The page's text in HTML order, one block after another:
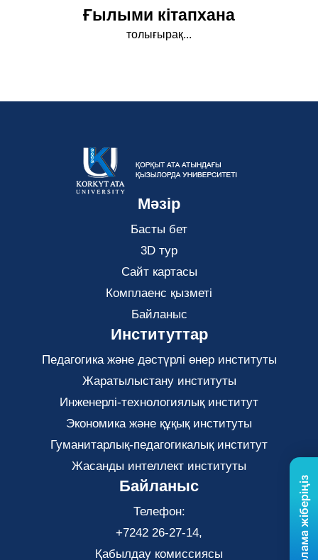
Ғылыми кітапхана
толығырақ...
Мәзір
Басты бет
3D тур
Сайт картасы
Комплаенс қызметі
Байланыс
Институттар
Педагогика және дәстүрлі өнер институты
Жаратылыстану институты
Инженерлі-технологиялық институт
Экономика және құқық институты
Гуманитарлық-педагогикалық институт
Жасанды интеллект институты
Байланыс
Телефон:
+7242 26-27-14,
Қабылдау комиссиясы